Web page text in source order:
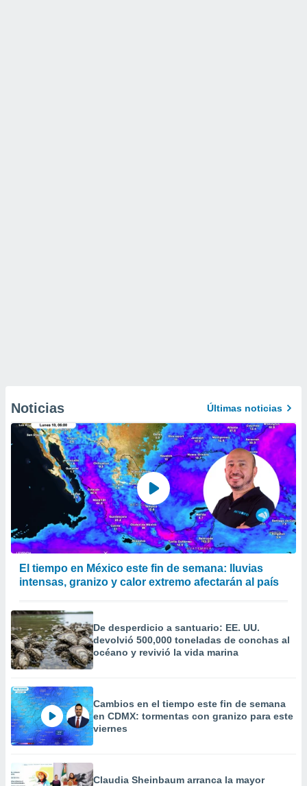
Noticias Últimas noticias
El tiempo en México este fin de semana: lluvias
intensas, granizo y calor extremo afectarán al país
De desperdicio a santuario: EE. UU.
devolvió 500,000 toneladas de conchas al
océano y revivió la vida marina
Cambios en el tiempo este fin de semana
en CDMX: tormentas con granizo para este
viernes
Claudia Sheinbaum arranca la mayor